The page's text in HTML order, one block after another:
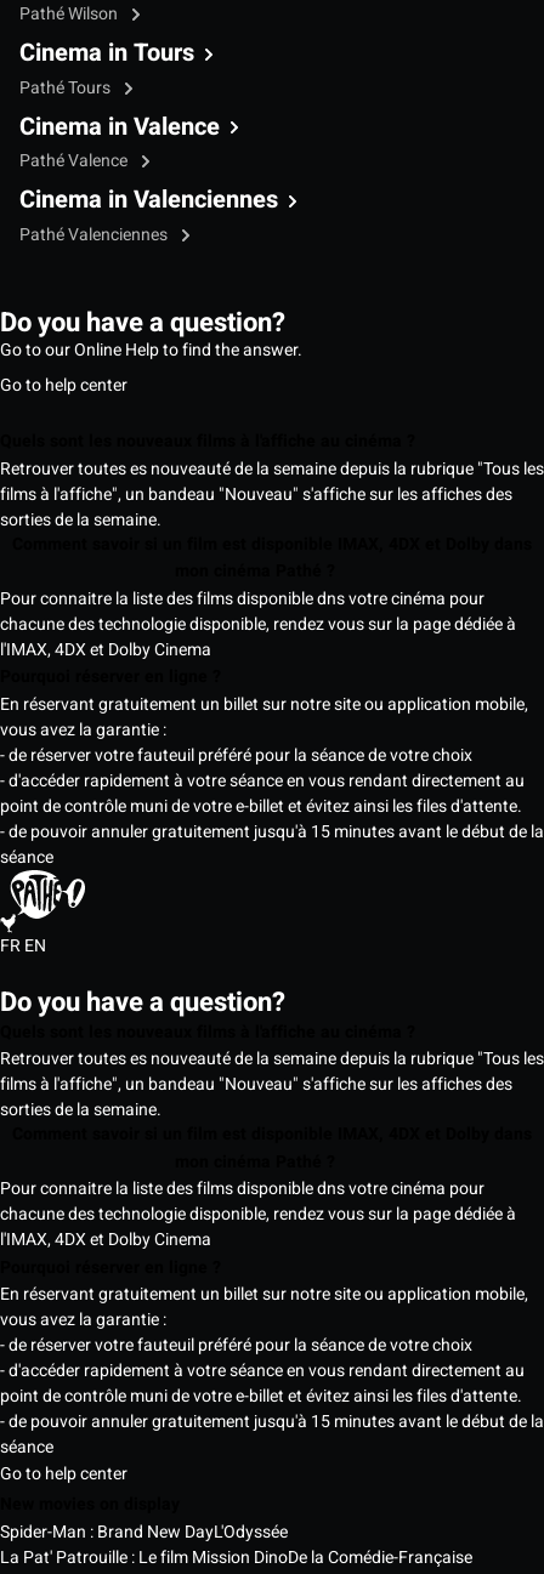
Pathé Wilson
Cinema in Tours
Pathé Tours
Cinema in Valence
Pathé Valence
Cinema in Valenciennes
Pathé Valenciennes
Do you have a question?
Go to our Online Help to find the answer.
Go to help center
Retrouver toutes es nouveauté de la semaine depuis la rubrique "Tous les
films à l'affiche", un bandeau "Nouveau" s'affiche sur les affiches des
sorties de la semaine.
Pour connaitre la liste des films disponible dns votre cinéma pour
chacune des technologie disponible, rendez vous sur la page dédiée à
l'IMAX, 4DX et Dolby Cinema
En réservant gratuitement un billet sur notre site ou application mobile,
vous avez la garantie :
- de réserver votre fauteuil préféré pour la séance de votre choix
- d'accéder rapidement à votre séance en vous rendant directement au
point de contrôle muni de votre e-billet et évitez ainsi les files d'attente.
- de pouvoir annuler gratuitement jusqu'à 15 minutes avant le début de la
séance
FREN
Do you have a question?
Retrouver toutes es nouveauté de la semaine depuis la rubrique "Tous les
films à l'affiche", un bandeau "Nouveau" s'affiche sur les affiches des
sorties de la semaine.
Pour connaitre la liste des films disponible dns votre cinéma pour
chacune des technologie disponible, rendez vous sur la page dédiée à
l'IMAX, 4DX et Dolby Cinema
En réservant gratuitement un billet sur notre site ou application mobile,
vous avez la garantie :
- de réserver votre fauteuil préféré pour la séance de votre choix
- d'accéder rapidement à votre séance en vous rendant directement au
point de contrôle muni de votre e-billet et évitez ainsi les files d'attente.
- de pouvoir annuler gratuitement jusqu'à 15 minutes avant le début de la
séance
Go to help center
Spider-Man : Brand New DayL'Odyssée
La Pat' Patrouille : Le film Mission DinoDe la Comédie-Française